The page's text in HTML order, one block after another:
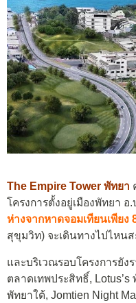
The Empire Tower พัทยา
โครงการตั้งอยู่เมืองพัทยา
ห่างจากหาดจอมเทียนเพียง
สุขุมวิท) จะเดินทางไปไหน
และบริเวณรอบโครงการยั
ตลาดเทพประสิทธิ์,
พัทยาใต้, Jomtien Night